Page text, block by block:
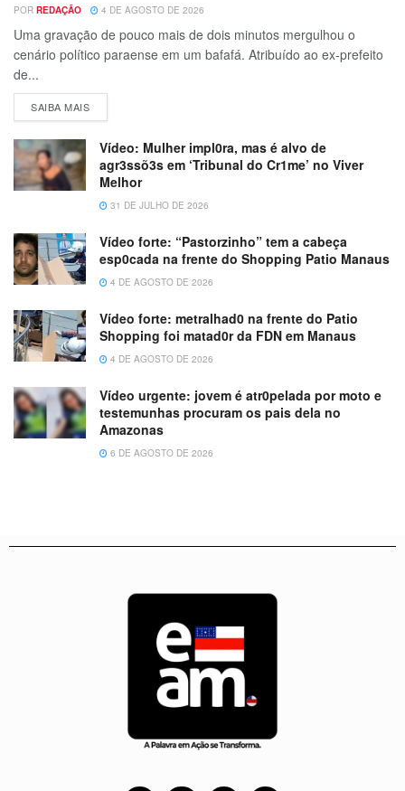
POR REDAÇÃO 4 DE AGOSTO DE 2026
Uma gravação de pouco mais de dois minutos mergulhou o
cenário político paraense em um bafafá. Atribuído ao ex-prefeito
de...
SAIBA MAIS
Vídeo: Mulher impl0ra, mas é alvo de
agr3ssõ3s em ‘Tribunal do Cr1me’ no Viver
Melhor
31 DE JULHO DE 2026
Vídeo forte: “Pastorzinho” tem a cabeça
esp0cada na frente do Shopping Patio Manaus
4 DE AGOSTO DE 2026
Vídeo forte: metralhad0 na frente do Patio
Shopping foi matad0r da FDN em Manaus
4 DE AGOSTO DE 2026
Vídeo urgente: jovem é atr0pelada por moto e
testemunhas procuram os pais dela no
Amazonas
6 DE AGOSTO DE 2026